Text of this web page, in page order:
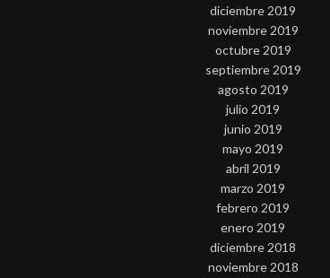
diciembre 2019
noviembre 2019
octubre 2019
septiembre 2019
agosto 2019
julio 2019
junio 2019
mayo 2019
abril 2019
marzo 2019
febrero 2019
enero 2019
diciembre 2018
noviembre 2018